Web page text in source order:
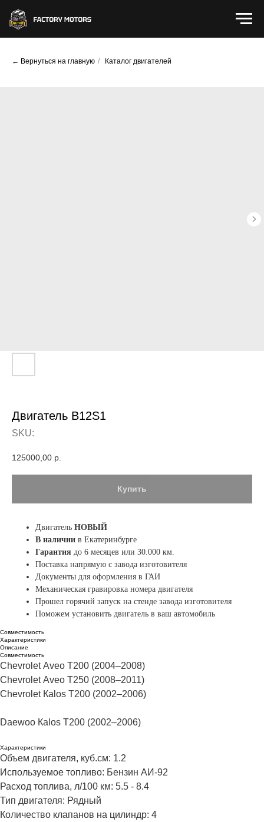
← Вернуться на главную / Каталог двигателей
Двигатель B12S1
SKU:
125000,00 р.
Купить
Двигатель НОВЫЙ
В наличии в Екатеринбурге
Гарантия до 6 месяцев или 30.000 км.
Поставка напрямую с завода изготовителя
Документы для оформления в ГАИ
Механическая гравировка номера двигателя
Прошел горячий запуск на стенде завода изготовителя
Поможем установить двигатель в ваш автомобиль
Совместимость
Характеристики
Описание
Совместимость
Сhеvrоlеt Аvео Т200 (2004–2008)
Сhеvrоlеt Аvео Т250 (2008–2011)
Сhеvrоlеt Каlоs Т200 (2002–2006)
Dаеwоо Каlоs Т200 (2002–2006)
Характеристики
Объем двигателя, куб.см: 1.2
Используемое топливо: Бензин АИ-92
Расход топлива, л/100 км: 5.5 - 8.4
Тип двигателя: Рядный
Количество клапанов на цилиндр: 4